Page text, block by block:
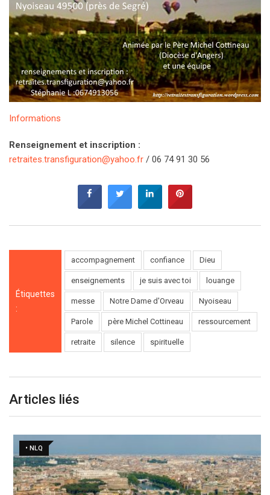
Informations
Renseignement et inscription :
retraites.transfiguration@yahoo.fr / 06 74 91 30 56
Étiquettes
:
accompagnement confiance Dieu
enseignements je suis avec toi louange
messe Notre Dame d'Orveau Nyoiseau
Parole père Michel Cottineau ressourcement
retraite silence spirituelle
Articles liés
• NLQ